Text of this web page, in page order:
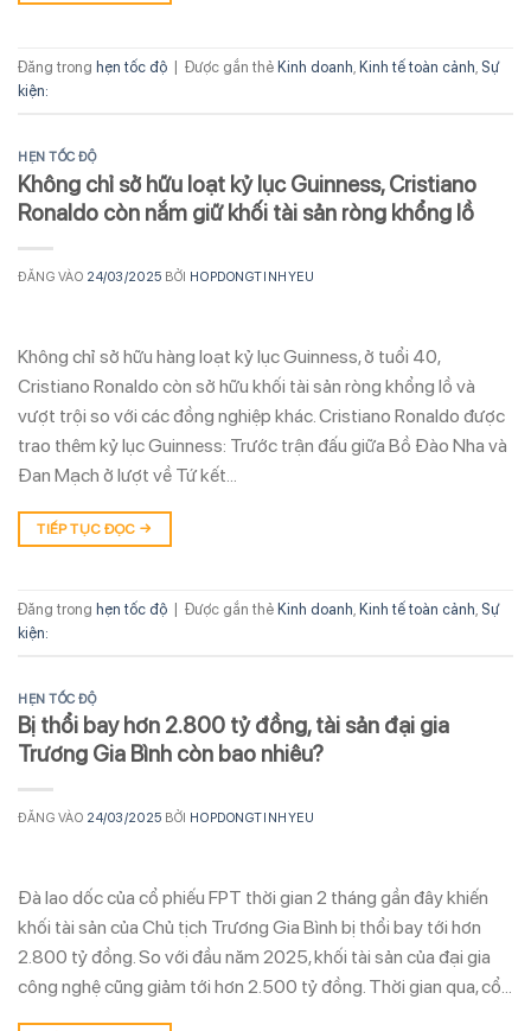
Đăng trong hẹn tốc độ Được gắn thẻ Kinh doanh, Kinh tế toàn cảnh, Sự
kiện:
HẸN TỐC ĐỘ
Không chỉ sở hữu loạt kỷ lục Guinness, Cristiano
Ronaldo còn nắm giữ khối tài sản ròng khổng lồ
ĐĂNG VÀO 24/03/2025 BỞI HOPDONGTINHYEU
Không chỉ sở hữu hàng loạt kỷ lục Guinness, ở tuổi 40,
Cristiano Ronaldo còn sở hữu khối tài sản ròng khổng lồ và
vượt trội so với các đồng nghiệp khác. Cristiano Ronaldo được
trao thêm kỷ lục Guinness: Trước trận đấu giữa Bồ Đào Nha và
Đan Mạch ở lượt về Tứ kết…
TIẾP TỤC ĐỌC →
Đăng trong hẹn tốc độ Được gắn thẻ Kinh doanh Kinh tế toàn cảnh Sự
kiện:
HẸN TỐC ĐỘ
Bị thổi bay hơn 2.800 tỷ đồng, tài sản đại gia
Trương Gia Bình còn bao nhiêu?
ĐĂNG VÀO 24/03/2025 BỞI HOPDONGTINHYEU
Đà lao dốc của cổ phiếu FPT thời gian 2 tháng gần đây khiến
khối tài sản của Chủ tịch Trương Gia Bình bị thổi bay tới hơn
2.800 tỷ đồng. So với đầu năm 2025, khối tài sản của đại gia
công nghệ cũng giảm tới hơn 2.500 tỷ đồng. Thời gian qua, cổ…